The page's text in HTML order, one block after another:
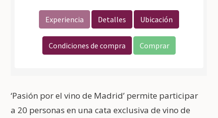
‘Pasión por el vino de Madrid’ permite participar
a 20 personas en una cata exclusiva de vino de